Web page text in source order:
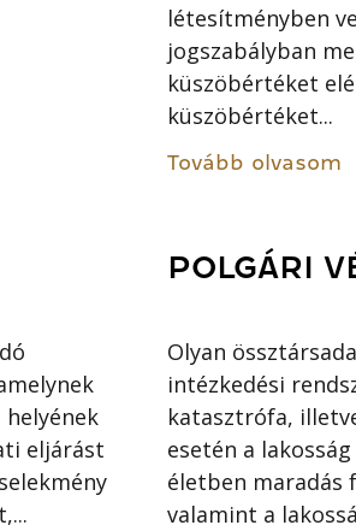
létesítményben
jogszabályban
küszöbértéket
küszöbértéket...
Tovább olvasom
eljárást
POLGÁRI
Olyan
intézkedési
katasztrófa,
esetén a
életben maradás
valamint a